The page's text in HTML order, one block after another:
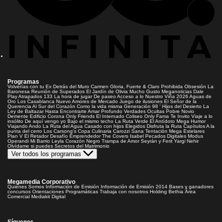
Programas
Volverías con tu Ex Detrás del Muro Carmen Gloria, Fuerte & Claro Prohibida Obsesión La
Baronesa Reunión de Superados El Jardín de Olivia Mucho Gusto Meganoticias Dale
PlayAtrapados 133 La hora de jugar De paseoAcceso a lo Nuestro Viña 2026 Aguas de
Oro Los Casablanca Nuevo Amores de Mercado Juego de ilusiones El Señor de la
Querencia Al Sur del Corazón Como la vida misma Generación 98 ' Hijos del Desierto La
Ley de Baltazar Hasta Encontrarte Amar Profundo Verdades Ocultas Pobre Novio
Demente Edificio Corona Only Friends El Internado Coliseo Only Fama Te Invito Viaje a lo
insólito De aquí vengo yo Bajo el mismo techo La Ruta Verde El Antídoto Mega Humor
Viajando Ando La Ruta del Agua Casado con hijos Elegidos Disfruta la Ruta CapítulosA la
punta del cerro Los Carsong's Copa Culinaria Carozzi Sana Tentación Mega Estelares
Plan V El Retador Desafío Emprendedor The Covers Isabel Pecados Digitales Modus
Operandi Mi Barrio Leyla Corazón Negro Trampa de Amor Seyrán y Ferit Yargi Nehir
Olvídame si puedes Secretos del Matrimonio
Ver todos los programas
Megamedia Corporativo
Quienes Somos Información de Emisión Información de Emisión 2014 Bases y ganadores
concursos Orientaciones Programáticas Trabaja con nosotros Holding Bethia Área
Comercial Mediakit Digital